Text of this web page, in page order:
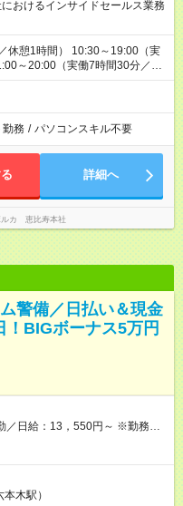
おけるインサイドセールス業務
休憩1時間） 10:30～19:00（実
～20:00（実働7時間30分／休
勤務 / パソコンスキル不要
詳細へ
ルカ 恵比寿本社
警備／日払い＆現金
BIGボーナス5万円
：13，550円～ ※勤務数
10，400円 夜勤／日給：12，
資格手当あり ■残業手当あり ■
－・－・ ≪ 法定
木駅）